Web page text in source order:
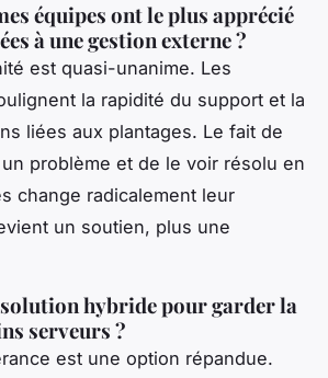
équipes ont le plus apprécié
à une gestion externe ?
est quasi-unanime. Les
la rapidité du support et la
liées aux plantages. Le fait de
problème et de le voir résolu en
change radicalement leur
un soutien, plus une
hybride pour garder la
serveurs ?
est une option répandue.